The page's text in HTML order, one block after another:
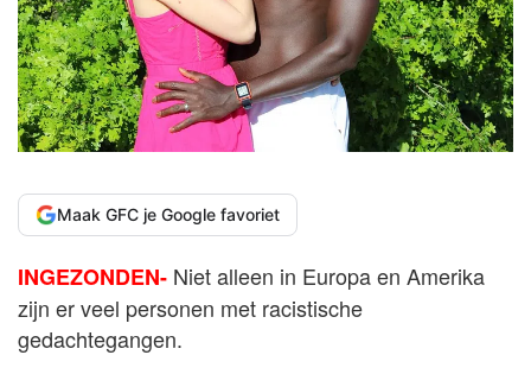
Maak GFC je Google favoriet
INGEZONDEN- Niet alleen in Europa en Amerika
zijn er veel personen met racistische
gedachtegangen.